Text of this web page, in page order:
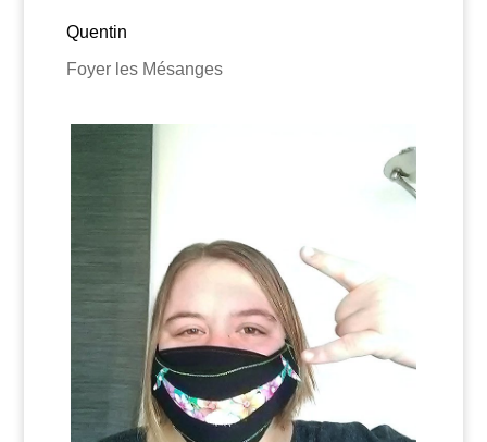
Quentin
Foyer les Mésanges